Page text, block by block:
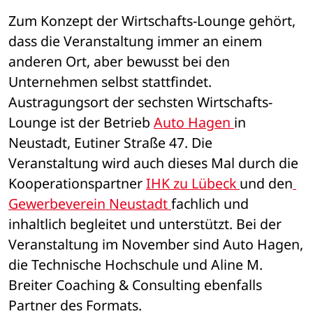
Zum Konzept der Wirtschafts-Lounge gehört,
dass die Veranstaltung immer an einem
anderen Ort, aber bewusst bei den
Unternehmen selbst stattfindet.
Austragungsort der sechsten Wirtschafts-
Lounge ist der Betrieb Auto Hagen in
Neustadt, Eutiner Straße 47. Die
Veranstaltung wird auch dieses Mal durch die
Kooperationspartner IHK zu Lübeck und den
Gewerbeverein Neustadt fachlich und
inhaltlich begleitet und unterstützt. Bei der
Veranstaltung im November sind Auto Hagen,
die Technische Hochschule und Aline M.
Breiter Coaching & Consulting ebenfalls
Partner des Formats.